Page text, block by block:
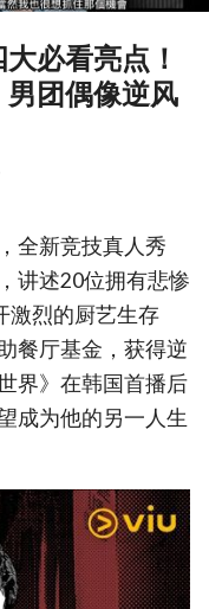
必看亮点！
团偶像逆风
全新竞技真人秀
讲述20位拥有悲惨
激烈的厨艺生存
餐厅基金，获得逆
界》在韩国首播后
成为他的另一人生